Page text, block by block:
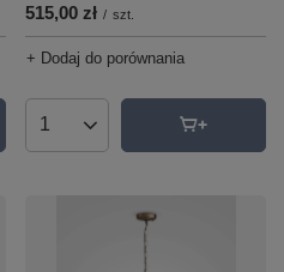
515,00 zł / szt.
+ Dodaj do porównania
Ilość produktów